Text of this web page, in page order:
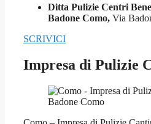
Ditta Pulizie Centri
Badone Como, Via
SCRIVICI
Impresa di Pulizie